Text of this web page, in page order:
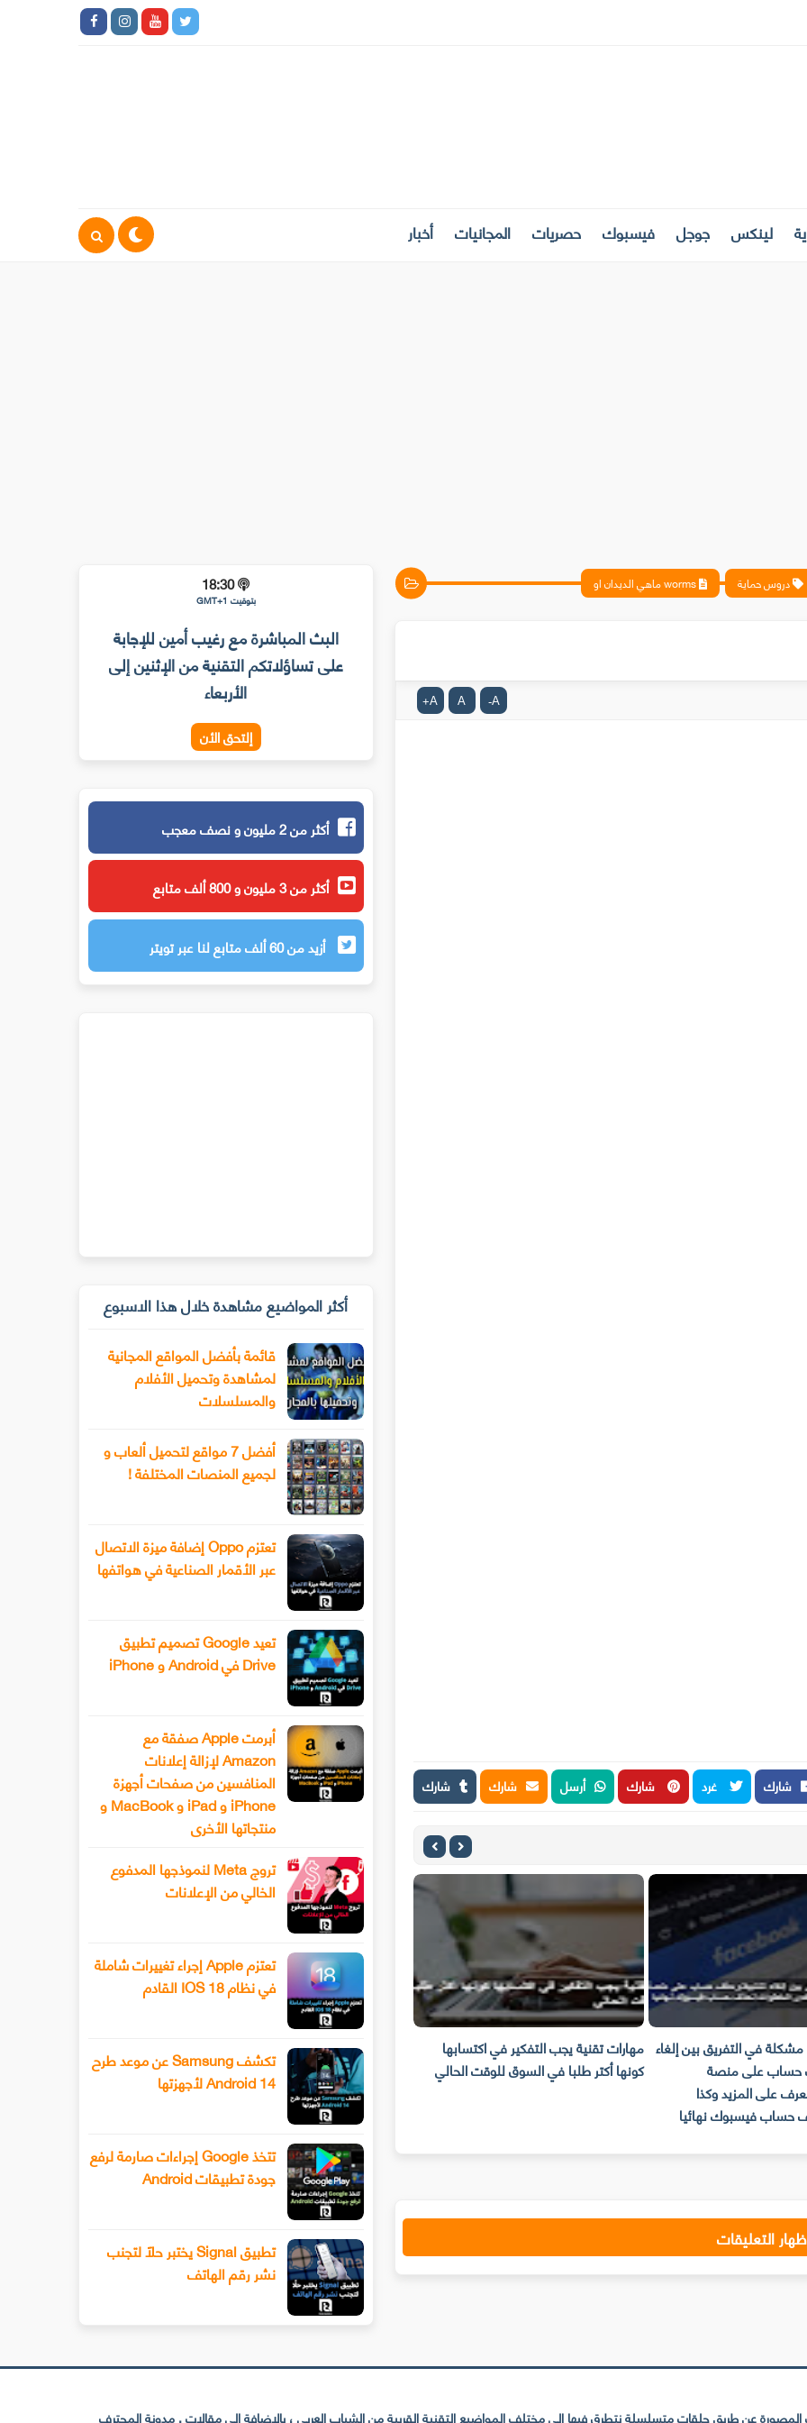
لينكس جوجل فيسبوك حصريات المجانيات أخبار
دروس حماية
A
-
A
A
+
شارك غرد شارك أرسل شارك شارك
في التفريق بين إلغاء
على منصة
على المزيد وكذا
حساب فيسبوك نهائيا
مهارات تقنية يجب التفكير في اكتسابها
كونها أكتر طلبا في السوق للوقت الحالي
حصريا ! طريقة حذف الايكلود من هواتف
الايفون الإصدار 12 و 13 من نظام التشغيل تذكرها آبل في عرضها التقديمي !
التعليقات
18:30
بتوقيت GMT+1
البث المباشرة مع رغيب أمين للإجابة
على تساؤلاتكم التقنية من الإثنين إلى
الأربعاء
إلتحق الأن
أكثر من 2 مليون و نصف معجب
أكثر من 3 مليون و 800 ألف متابع
أزيد من 60 ألف متابع لنا عبر تويتر
أكثر المواضيع مشاهدة خلال هذا الاسبوع
قائمة بأفضل المواقع المجانية
لمشاهدة وتحميل الأفلام
والمسلسلات
أفضل 7 مواقع لتحميل ألعاب و
لجميع المنصات المختلفة !
تعتزم Oppo إضافة ميزة الاتصال
عبر الأقمار الصناعية في هواتفها
تعيد Google تصميم تطبيق
Drive في Android و iPhone
أبرمت Apple صفقة مع
Amazon لإزالة إعلانات
المنافسين من صفحات أجهزة
iPhone و iPad و MacBook و
منتجاتها الأخرى
تروج Meta لنموذجها المدفوع
الخالي من الإعلانات
تعتزم Apple إجراء تغييرات شاملة
في نظام IOS 18 القادم
تكشف Samsung عن موعد طرح
Android 14 لأجهزتها
تتخذ Google إجراءات صارمة لرفع
جودة تطبيقات Android
تطبيق Signal يختبر حلًا لتجنب
نشر رقم الهاتف
عن طريق حلقات متسلسلة نتطرق فيها إلى مختلف المواضيع التقنية القريبة من الشباب العربي ، بالإضافة إلى مقالات . مدونة المحترف